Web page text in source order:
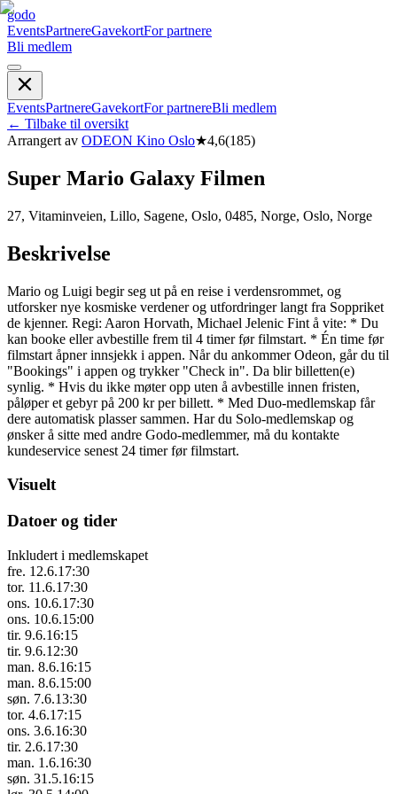
godo
EventsPartnereGavekortFor partnere
Bli medlem
EventsPartnereGavekortFor partnereBli medlem
← Tilbake til oversikt
Arrangert av ODEON Kino Oslo★4,6(185)
Super Mario Galaxy Filmen
27, Vitaminveien, Lillo, Sagene, Oslo, 0485, Norge, Oslo, Norge
Beskrivelse
Mario og Luigi begir seg ut på en reise i verdensrommet, og
utforsker nye kosmiske verdener og utfordringer langt fra Soppriket
de kjenner. Regi: Aaron Horvath, Michael Jelenic Fint å vite: * Du
kan booke eller avbestille frem til 4 timer før filmstart. * Én time før
filmstart åpner innsjekk i appen. Når du ankommer Odeon, går du til
"Bookings" i appen og trykker "Check in". Da blir billetten(e)
synlig. * Hvis du ikke møter opp uten å avbestille innen fristen,
påløper et gebyr på 200 kr per billett. * Med Duo-medlemskap får
dere automatisk plasser sammen. Har du Solo-medlemskap og
ønsker å sitte med andre Godo-medlemmer, må du kontakte
kundeservice senest 24 timer før filmstart.
Visuelt
Datoer og tider
Inkludert i medlemskapet
fre. 12.6.17:30
tor. 11.6.17:30
ons. 10.6.17:30
ons. 10.6.15:00
tir. 9.6.16:15
tir. 9.6.12:30
man. 8.6.16:15
man. 8.6.15:00
søn. 7.6.13:30
tor. 4.6.17:15
ons. 3.6.16:30
tir. 2.6.17:30
man. 1.6.16:30
søn. 31.5.16:15